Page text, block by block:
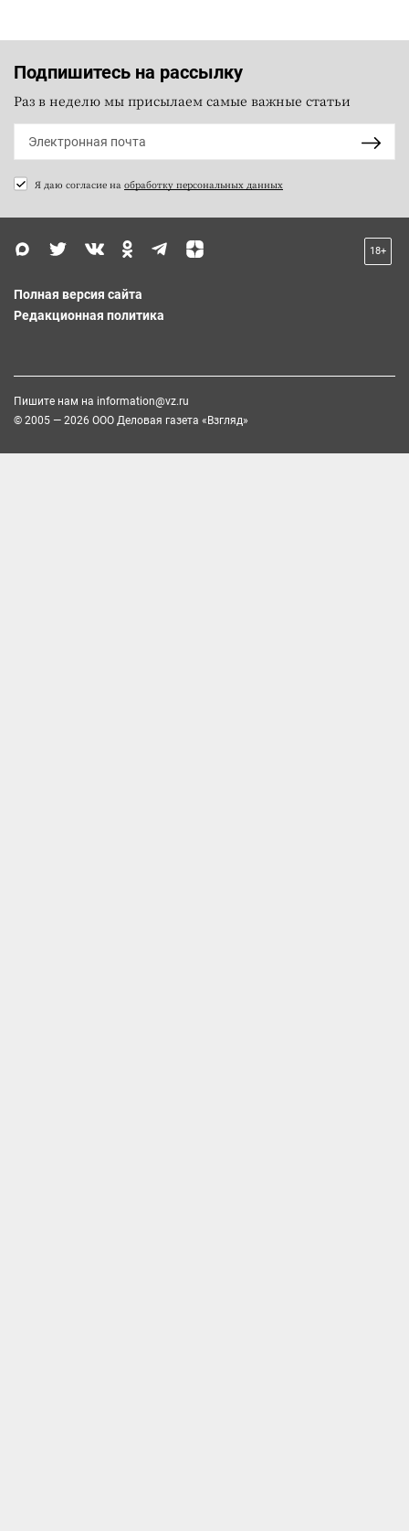
Подпишитесь на рассылку
Раз в неделю мы присылаем самые важные статьи
Я даю согласие на обработку персональных данных
18+
Полная версия сайта
Редакционная политика
Пишите нам на information@vz.ru
© 2005 — 2026 ООО Деловая газета «Взгляд»